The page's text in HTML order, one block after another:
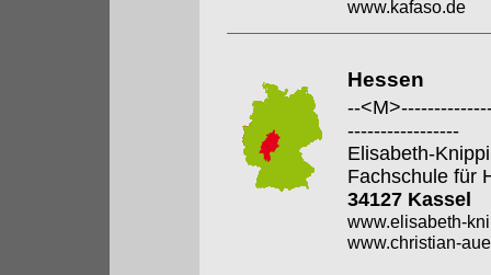
www.kafaso.de
Hessen
--
-----------------
Elisabeth-
Fachschule für
34127 Kassel
www.elisabeth-
www.christian-